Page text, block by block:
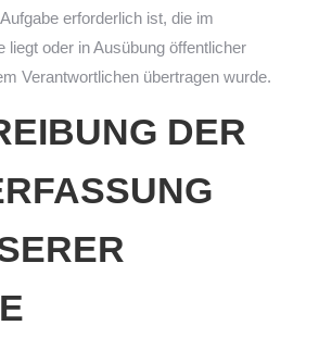
erforderlich ist, die im
liegt oder in Ausübung öffentlicher
Verantwortlichen übertragen wurde.
DER